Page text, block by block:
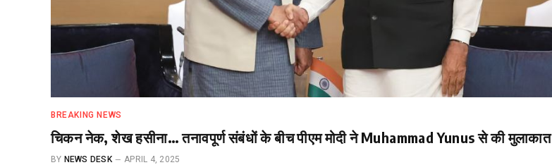
BREAKING NEWS
चिकन नेक, शेख हसीना… तनावपूर्ण संबंधों के बीच पीएम मोदी ने Muhammad Yunus से की मुलाकात
BY NEWS DESK APRIL 4, 2025